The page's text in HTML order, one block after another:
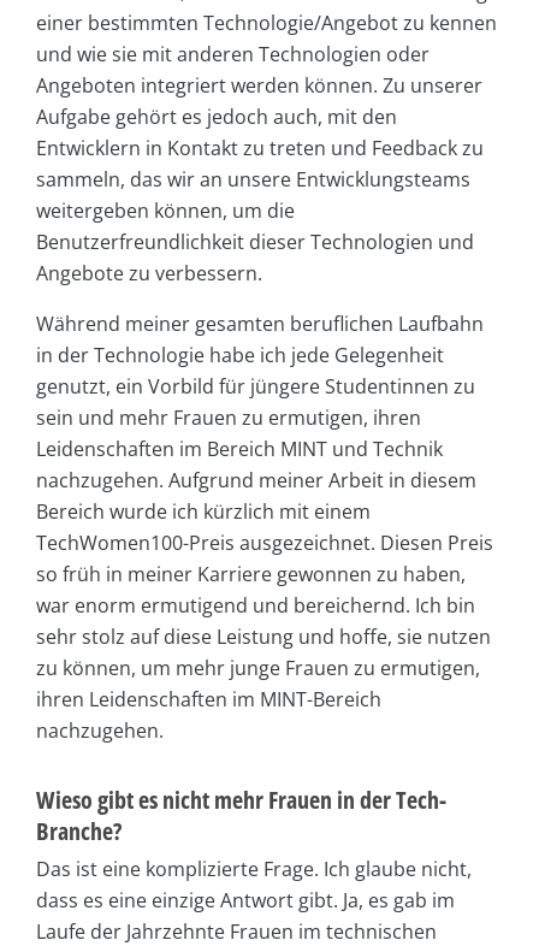
einer bestimmten Technologie/Angebot zu kennen
und wie sie mit anderen Technologien oder
Angeboten integriert werden können. Zu unserer
Aufgabe gehört es jedoch auch, mit den
Entwicklern in Kontakt zu treten und Feedback zu
sammeln, das wir an unsere Entwicklungsteams
weitergeben können, um die
Benutzerfreundlichkeit dieser Technologien und
Angebote zu verbessern.
Während meiner gesamten beruflichen Laufbahn
in der Technologie habe ich jede Gelegenheit
genutzt, ein Vorbild für jüngere Studentinnen zu
sein und mehr Frauen zu ermutigen, ihren
Leidenschaften im Bereich MINT und Technik
nachzugehen. Aufgrund meiner Arbeit in diesem
Bereich wurde ich kürzlich mit einem
TechWomen100-Preis ausgezeichnet. Diesen Preis
so früh in meiner Karriere gewonnen zu haben,
war enorm ermutigend und bereichernd. Ich bin
sehr stolz auf diese Leistung und hoffe, sie nutzen
zu können, um mehr junge Frauen zu ermutigen,
ihren Leidenschaften im MINT-Bereich
nachzugehen.
Wieso gibt es nicht mehr Frauen in der Tech-
Branche?
Das ist eine komplizierte Frage. Ich glaube nicht,
dass es eine einzige Antwort gibt. Ja, es gab im
Laufe der Jahrzehnte Frauen im technischen